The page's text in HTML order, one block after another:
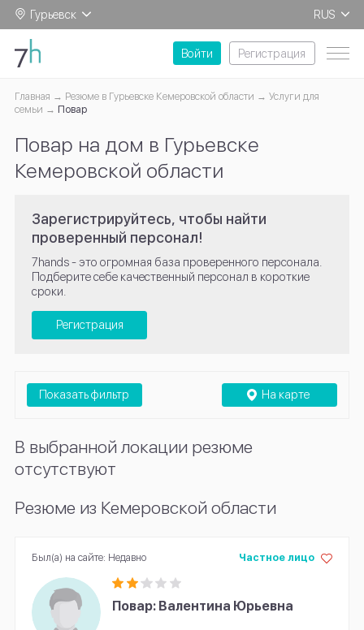
Гурьевск
RUS
EN
Войти
Регистрация
Главная Резюме в Гурьевске Кемеровской области
Услуги для
семьи
Повар
Повар на дом в Гурьевске
Кемеровской области
Зарегистрируйтесь, чтобы найти
проверенный персонал!
7hands - это огромная база проверенного персонала.
Подберите себе качественный персонал в короткие
сроки.
Регистрация
На карте
Показать фильтр
В выбранной локации резюме
отсутствуют
Резюме из Кемеровской области
Повар: Валентина Юрьевна
Частное лицо
Был(а) на сайте: Недавно